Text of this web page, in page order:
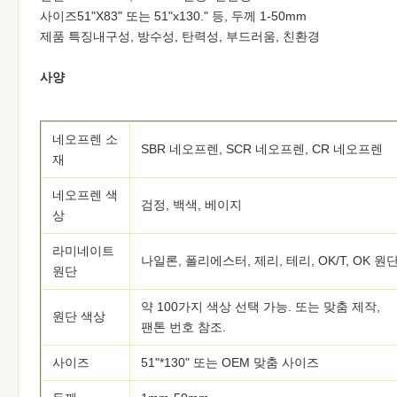
사이즈51"X83" 또는 51"x130." 등, 두께 1-50mm
제품 특징내구성, 방수성, 탄력성, 부드러움, 친환경
사양
네오프렌 소
재
SBR 네오프렌, SCR 네오프렌, CR 네오프렌
네오프렌 색
상
검정, 백색, 베이지
라미네이트
원단
나일론, 폴리에스터, 제리, 테리, OK/T, OK 원
원단 색상
약 100가지 색상 선택 가능. 또는 맞춤 제작,
팬톤 번호 참조.
사이즈 51"*130" 또는 OEM 맞춤 사이즈